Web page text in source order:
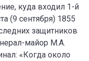
куда входил 1-й
(9 сентября) 1855
защитников
майор М.А.
«Когда около